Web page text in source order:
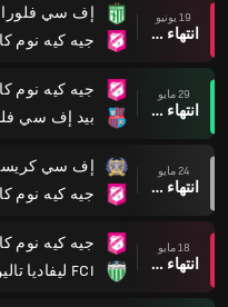
19 يونيو
انتهاء وقت المباراة
إف سي فلورا
جيه كيه نوم
29 مايو
انتهاء وقت المباراة
جيه كيه نوم
بيد إف سي
24 مايو
انتهاء وقت المباراة
إف سي
جيه كيه نوم
18 مايو
انتهاء وقت المباراة
جيه كيه نوم
FCI ليفاديا تالين